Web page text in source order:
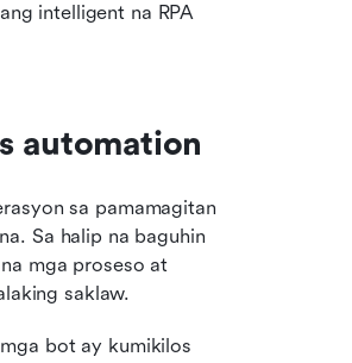
intelligent na RPA
automation
sa pamamagitan
Sa halip na baguhin
mga proseso at
saklaw.
bot ay kumikilos